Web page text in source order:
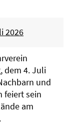
2026
dem 4. Juli
und
feiert sein
am